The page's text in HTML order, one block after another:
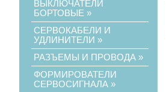
ВЫКЛЮЧАТЕЛИ
БОРТОВЫЕ »
СЕРВОКАБЕЛИ И
УДЛИНИТЕЛИ »
РАЗЪЕМЫ И ПРОВОДА »
ФОРМИРОВАТЕЛИ
СЕРВОСИГНАЛА »